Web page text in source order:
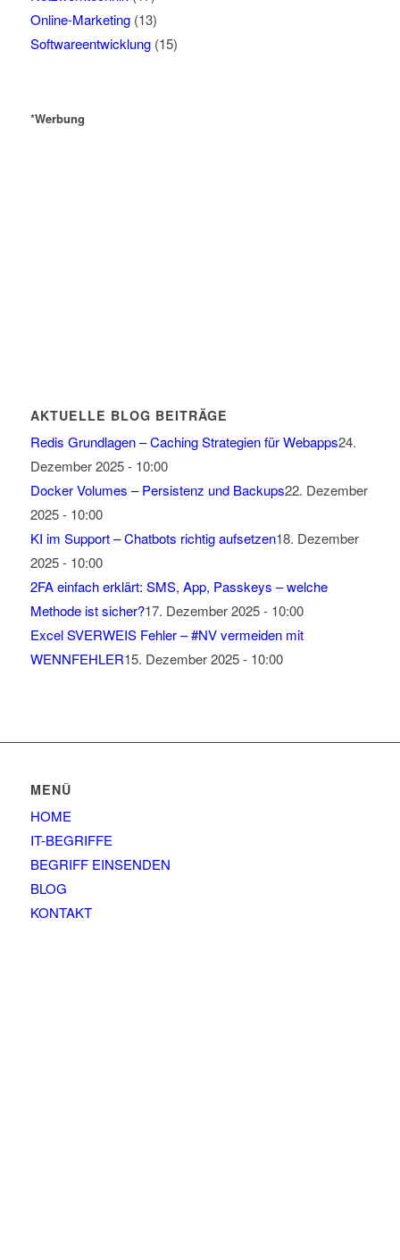
Online-Marketing(13)
Softwareentwicklung(15)
*Werbung
AKTUELLE BLOG BEITRÄGE
Redis Grundlagen – Caching Strategien für Webapps24.
Dezember 2025 - 10:00
Docker Volumes – Persistenz und Backups22. Dezember
2025 - 10:00
KI im Support – Chatbots richtig aufsetzen18. Dezember
2025 - 10:00
2FA einfach erklärt: SMS, App, Passkeys – welche
Methode ist sicher?17. Dezember 2025 - 10:00
Excel SVERWEIS Fehler – #NV vermeiden mit
WENNFEHLER15. Dezember 2025 - 10:00
MENÜ
HOME
IT-BEGRIFFE
BEGRIFF EINSENDEN
BLOG
KONTAKT